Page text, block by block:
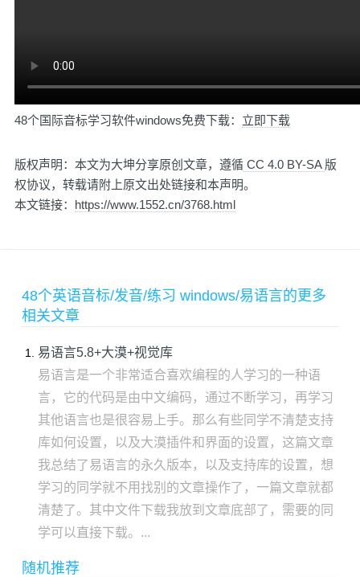
48个国际音标学习软件windows免费下载： 立即下载
版权声明：本文为大坤分享原创文章，遵循 CC 4.0 BY-SA 版
权协议，转载请附上原文出处链接和本声明。
本文链接： https://www.1552.cn/3768.html
48个英语音标/发音/练习 windows/易语言的更多
相关文章
易语言5.8+大漠+视觉库
易语言是一个非常适合喜欢编程的人学习的一种语
言，它的代码是由中文编码，通过不断学习，再学习
其他语言也是很容易上手。那么有些同学不清楚支持
库如何设置，以及大漠插件和界面的设置，这篇文章
我总结了易语言的永久版本，以及支持库的设置，想
学习的同学就不用找别的文章操作了，一篇文章就都
清楚了。其中文件下载我放到文章底部了，需要的同
学可以直接下载。...
随机推荐